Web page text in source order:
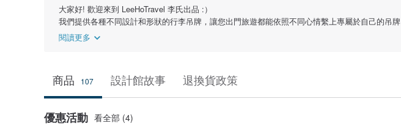
大家好! 歡迎來到 LeeHoTravel 李氏出品 :）
我們提供各種不同設計和形狀的行李吊牌，讓您出門旅遊都能依照不同心情繫上專屬於自己的吊牌
閱讀更多
商品 107 設計館故事 退換貨政策
優惠活動 看全部 (4)